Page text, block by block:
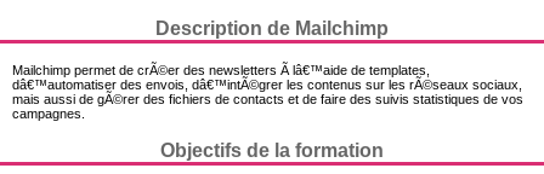
Description de Mailchimp
Mailchimp permet de crÃ©er des newsletters Ã lâ€™aide de templates,
dâ€™automatiser des envois, dâ€™intÃ©grer les contenus sur les rÃ©seaux sociaux,
mais aussi de gÃ©rer des fichiers de contacts et de faire des suivis statistiques de vos
campagnes.
Objectifs de la formation